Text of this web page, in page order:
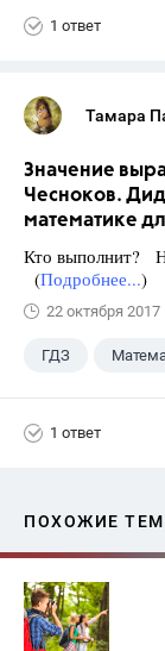
1 ответ
Тамара
Значение
Чесноков.
математике
Кто выполнит?
(Подробнее...)
22 октября 2017
ГДЗ
1 ответ
ПОХОЖИЕ